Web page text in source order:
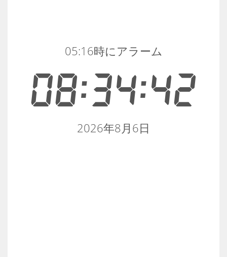
08:34:42
05:16時にアラーム
2026年8月6日